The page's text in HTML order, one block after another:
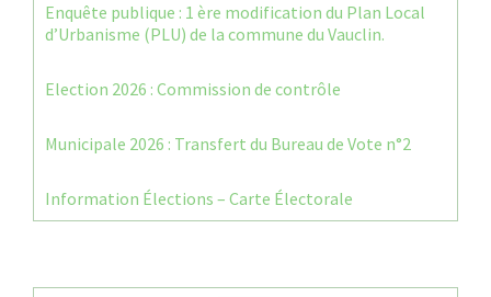
Enquête publique : 1 ère modification du Plan Local
d’Urbanisme (PLU) de la commune du Vauclin.
Election 2026 : Commission de contrôle
Municipale 2026 : Transfert du Bureau de Vote n°2
Information Élections – Carte Électorale